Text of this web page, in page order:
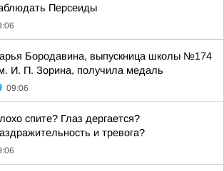
Персеиды
Бородавина, выпускница школы №174
И. П. Зорина, получила медаль
09:06
спите? Глаз дергается?
и тревога?